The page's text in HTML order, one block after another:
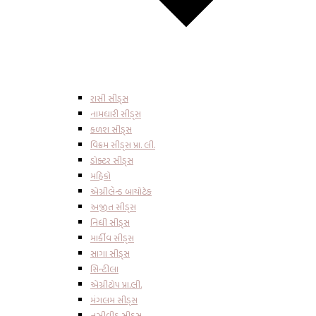
રાસી સીડ્સ
નામધારી સીડ્સ
કળશ સીડ્સ
વિક્રમ સીડ્સ પ્રા. લી.
ડોક્ટર સીડ્સ
મહિકો
એગ્રીલેન્ડ બાયોટેક
અજીત સીડ્સ
નિધી સીડ્સ
માર્કીવ સીડ્સ
સાગા સીડ્સ
સિન્ટીલા
એગ્રીટોપ પ્રા.લી.
મંગલમ સીડ્સ